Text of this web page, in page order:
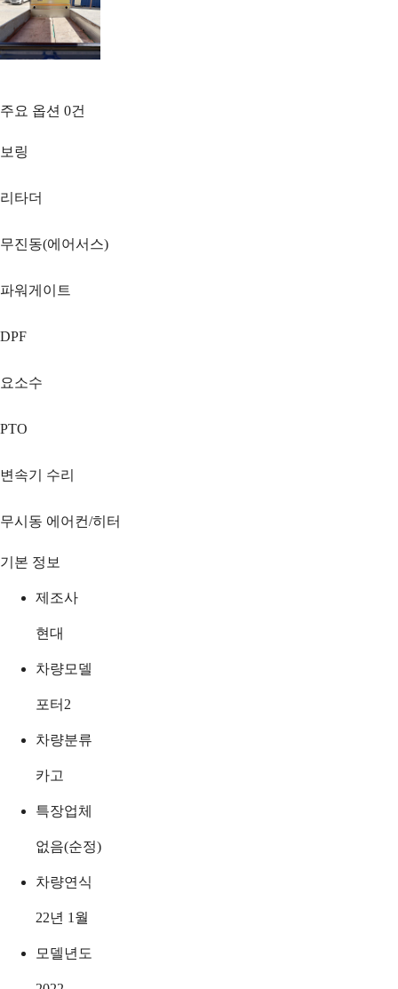
주요 옵션 0건
보링
리타더
무진동(에어서스)
파워게이트
DPF
요소수
PTO
변속기 수리
무시동 에어컨/히터
기본 정보
제조사
현대
차량모델
포터2
차량분류
카고
특장업체
없음(순정)
차량연식
22년 1월
모델년도